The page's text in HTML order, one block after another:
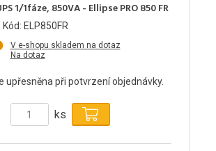
1/1fáze, 850VA - Ellipse PRO 850 FR
Kód: ELP850FR
V e-shopu skladem na dotaz
Na dotaz
upřesněna při potvrzení objednávky.
ks